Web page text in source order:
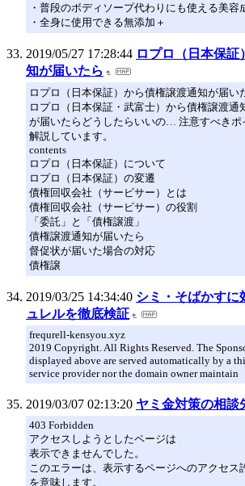
・普段のボディソープ代わりにも使える美容
・全身に使用できる無添加＋
2019/05/27 17:28:44 ロプロ（日本保証
知が届いたら
ロプロ（日本保証）から債権譲渡通知が届い
ロプロ（日本保証・武富士）から債権譲渡通
が届いたらどうしたらいいの… 注意すべきポ
解説しています。
contents
ロプロ（日本保証）について
ロプロ（日本保証）の変遷
債権回収会社（サービサー）とは
債権回収会社（サービサー）の役割
「委託」と「債権譲渡」
債権譲渡通知が届いたら
督促状が届いた場合の対応
債権譲
2019/03/25 14:34:40 シミ・そばかすに
ュレルを徹底検証
frequrell-kensyou.xyz
2019 Copyright. All Rights Reserved. The
displayed above are served automatically by a
service provider nor the domain owner maintain
2019/03/07 02:13:20 ヤミ金対策の相談
403 Forbidden
アクセスしようとしたページは
表示できませんでした。
このエラーは、表示するページへのアクセス
を意味します。